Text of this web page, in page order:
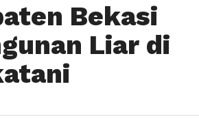
Bekasi
Liar di